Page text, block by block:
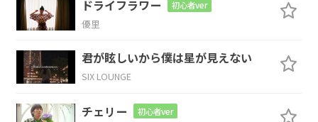
Cadd9 Am7 G
ドライフラワー 初心者ver
優里
君が眩しいから僕は星が見えない
SIX LOUNGE
チェリー 初心者ver